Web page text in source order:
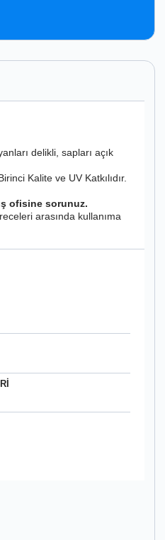
delikli, sapları açık
Kalite ve UV Katkılıdır.
ofisine sorunuz.
arasında kullanıma